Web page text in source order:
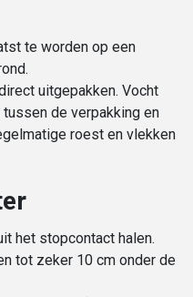
te worden op een
uitgepakken. Vocht
de verpakking en
roest en vlekken
het stopcontact halen.
tot zeker 10 cm onder de